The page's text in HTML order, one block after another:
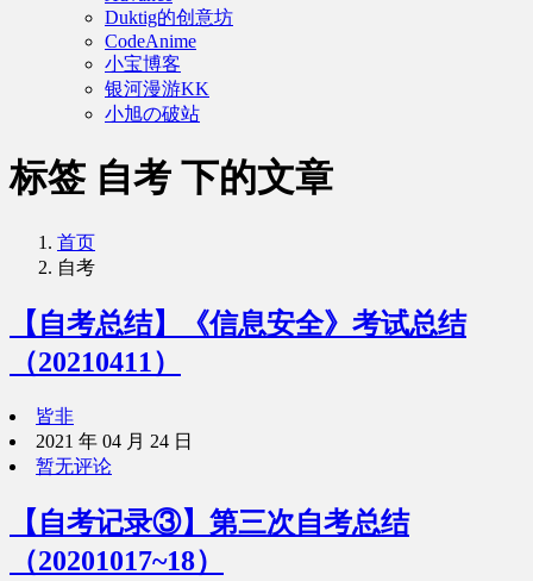
Duktig的创意坊
CodeAnime
小宝博客
银河漫游KK
小旭の破站
标签 自考 下的文章
首页
自考
【自考总结】《信息安全》考试总结
（20210411）
皆非
2021 年 04 月 24 日
暂无评论
【自考记录③】第三次自考总结
（20201017~18）